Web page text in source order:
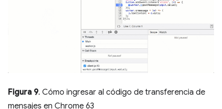
Figura 9. Cómo ingresar al código de transferencia de
mensajes en Chrome 63